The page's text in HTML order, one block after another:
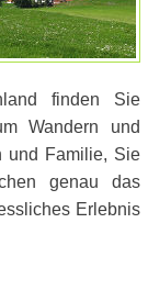
finden Sie
Wandern und
und Familie, Sie
genau das
Erlebnis